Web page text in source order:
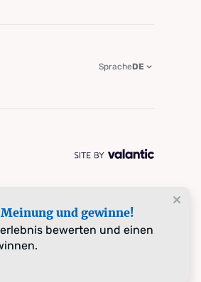
Meinung und gewinne!
bewerten und einen
SpracheDE